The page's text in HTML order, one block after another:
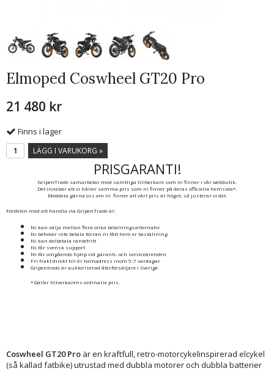
Elmoped Coswheel GT20 Pro
21 480 kr
Finns i lager
LÄGG I VARUKORG »
PRISGARANTI!
GripenTrade samarbetar med samtliga tillberkare som ni finner i vår webbutik.
Det innebär att vi håller samma pris som ni finner på deras officiella hemsida*.
Meddela gärna oss om ni finner att vårt pris är högre, så justerar vi det.
Fördelen med att handla via GripenTrade är:
Ni kan välja mellan flera olika betalningsalternativ
Ni behöver inte betala förrän ni fått hem er beställning
Ni kan delbetala räntefritt
Ni får svensk support
Ni får omgående hjälp vid garanti- och serviceärenden
Fri frakt direkt till Er hemadress inom 5-7 vardagar
Gripentrade är auktoriserad återförsäljare i Sverige
* Gäller tillverkarens ordinarie pris.
Coswheel GT20 Pro är en kraftfull, retro-motorcykelinspirerad elcykel
(så kallad fatbike) utrustad med dubbla motorer och dubbla batterier